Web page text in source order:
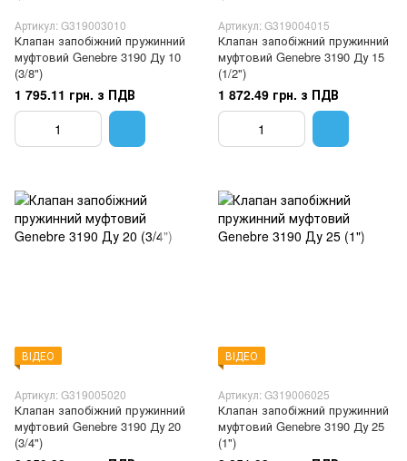
Артикул: G319003010
Клапан запобіжний пружинний
муфтовий Genebre 3190 Ду 10
(3/8")
1 795.11 грн. з ПДВ
Артикул: G319004015
Клапан запобіжний пружинний
муфтовий Genebre 3190 Ду 15
(1/2")
1 872.49 грн. з ПДВ
ВІДЕО
Артикул: G319005020
Клапан запобіжний пружинний
муфтовий Genebre 3190 Ду 20
(3/4")
ВІДЕО
Артикул: G319006025
Клапан запобіжний пружинний
муфтовий Genebre 3190 Ду 25
(1")